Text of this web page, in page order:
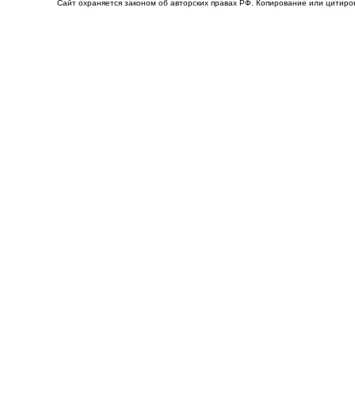
Сайт охраняется законом об авторских правах РФ. Копирование или